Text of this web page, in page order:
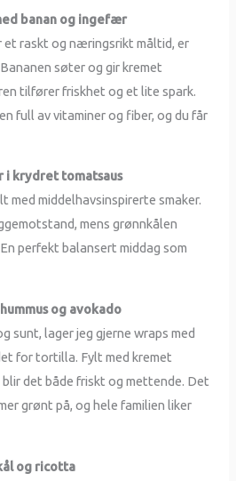
banan og ingefær
et raskt og næringsrikt måltid, er
søter og gir kremet
tilfører friskhet og et lite spark.
full av vitaminer og fiber, og du får
i krydret tomatsaus
med middelhavsinspirerte smaker.
mens grønnkålen
perfekt balansert middag som
og avokado
sunt, lager jeg gjerne wraps med
for tortilla. Fylt med kremet
blir det både friskt og mettende. Det
grønt på, og hele familien liker
og ricotta